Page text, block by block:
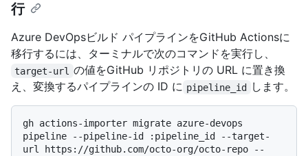
行
Azure DevOpsビルド パイプラインをGitHub Actionsに
移行するには、ターミナルで次のコマンドを実行し、
target-url の値をGitHub リポジトリの URL に置き換
え、変換するパイプラインの ID に pipeline_id します。
gh actions-importer migrate azure-devops
pipeline --pipeline-id :pipeline_id --target-
url https://github.com/octo-org/octo-repo --